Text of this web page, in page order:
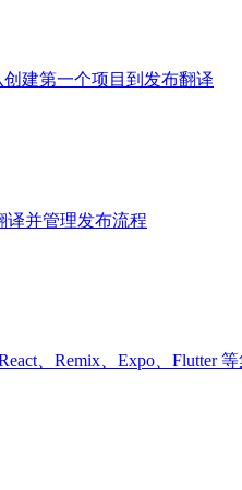
建第一个项目到发布翻译
译并管理发布流程
、Remix、Expo、Flutter